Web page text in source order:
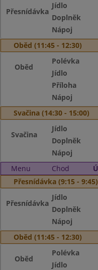
Přesnídávka
Jídlo
Doplněk
Nápoj
Oběd (11:45 - 12:30)
Oběd
Polévka
Jídlo
Příloha
Nápoj
Svačina (14:30 - 15:00)
Svačina
Jídlo
Doplněk
Nápoj
Menu
Chod
Přesnídávka (9:15 - 9:45)
Přesnídávka
Jídlo
Doplněk
Nápoj
Oběd (11:45 - 12:30)
Oběd
Polévka
Jídlo